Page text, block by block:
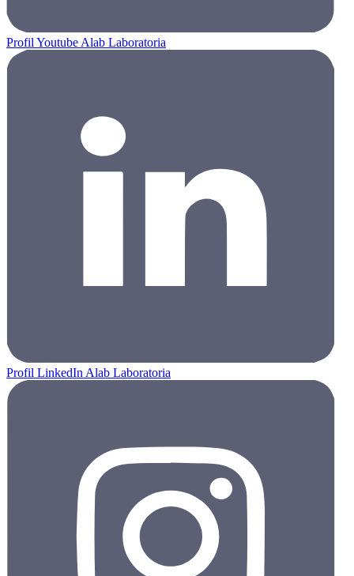
Profil Youtube Alab Laboratoria
Profil LinkedIn Alab Laboratoria